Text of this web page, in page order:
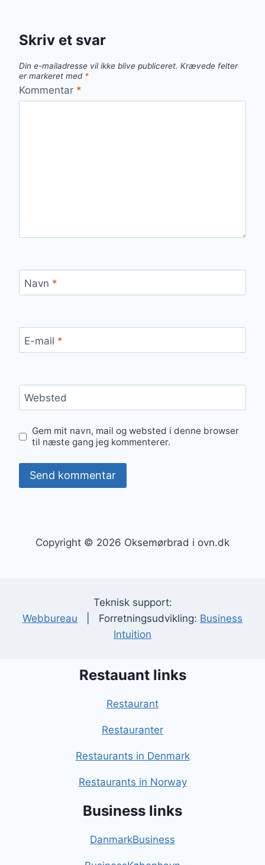
Skriv et svar
Din e-mailadresse vil ikke blive publiceret. Krævede felter
er markeret med *
Kommentar *
Navn *
E-mail *
Websted
Gem mit navn, mail og websted i denne browser
til næste gang jeg kommenterer.
Copyright © 2026 Oksemørbrad i ovn.dk
Teknisk support:
Webbureau | Forretningsudvikling: Business
Intuition
Restauant links
Restaurant
Restauranter
Restaurants in Denmark
Restaurants in Norway
Business links
DanmarkBusiness